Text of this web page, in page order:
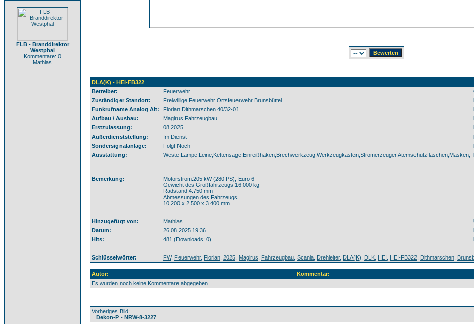
FLB - Branddirektor
Westphal
Kommentare: 0
Mathias
DLA(K) - HEI-FB322
Betreiber:
Feuerwehr
Zuständiger Standort:
Freiwillige Feuerwehr Ortsfeuerwehr Brunsbüttel
Funkrufname Analog Alt:
Florian Dithmarschen 40/32-01
Aufbau / Ausbau:
Magirus Fahrzeugbau
Erstzulassung:
08.2025
Außerdienststellung:
Im Dienst
Sondersignalanlage:
Folgt Noch
Ausstattung:
Weste,Lampe,Leine,Kettensäge,Einreißhaken,Brechwerkzeug,Werkzeugkasten,Stromerzeuger,Atemschutzflaschen,Masken,
Bemerkung:
Motorstrom:205 kW (280 PS), Euro 6
Gewicht des Großfahrzeugs:16.000 kg
Radstand:4.750 mm
Abmessungen des Fahrzeugs
10,200 x 2.500 x 3.400 mm
Hinzugefügt von: Mathias
Datum:
26.08.2025 19:36
Hits:
481 (Downloads: 0)
Schlüsselwörter: FW, Feuerwehr, Florian 2025 Magirus Fahrzeugbau Scania Drehleiter, DLA(K) DLK HEI HEI-FB322 Dithmarschen
Autor:
Kommentar:
Es wurden noch keine Kommentare abgegeben.
Vorheriges Bild:
Dekon-P - NRW-8-3227